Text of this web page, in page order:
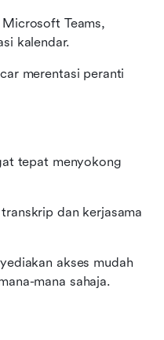
Teams,
kalendar.
merentasi peranti
tepat menyokong
dan kerjasama
akses mudah
mana sahaja.